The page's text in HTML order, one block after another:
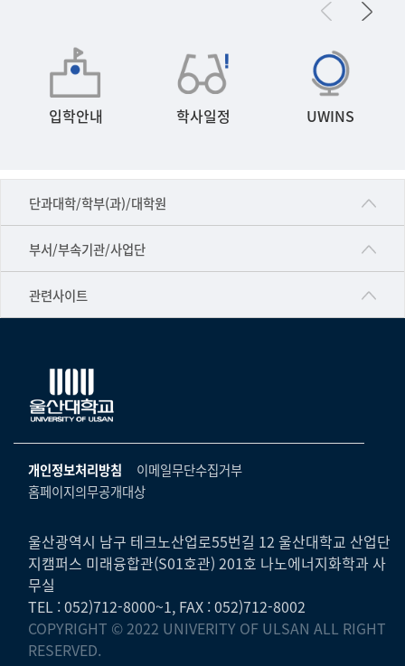
입학안내 학사일정 UWINS
단과대학/학부(과)/대학원
■인문대학
▷국어국문학부
▷일본어·일본학과
▷프랑스어·프랑스학과
▷스페인·중남미학과
▷철학·상담학과
■사회과학대학
▷사회과학부
ㆍ경제학전공
ㆍ행정학전공
ㆍ국제관계학전공
부서/부속기관/사업단
공동기기센터
공학교육혁신센터
국제교류처
기초과학연구소
물리BK 미래혁신응집물질물리인재교육연구단
미래기술혁신융합형인재양성센터
반구대암각화유적보존연구소
보육교사교육원
산학연협력선도대학육성사업(LINC3.0)사업단
관련사이트
건강가정지원센터
교수협의회
노동조합
생명윤리위원회
온라인 기술거래 플랫폼
울산대신문
울산대학교병원
캠퍼스안전관리
UCLASS
개인정보처리방침
이메일무단수집거부
홈페이지의무공개대상
울산광역시 남구 테크노산업로55번길 12 울산대학교 산업단
지캠퍼스 미래융합관(S01호관) 201호 나노에너지화학과 사
무실
TEL : 052)712-8000~1, FAX : 052)712-8002
COPYRIGHT © 2022 UNIVERITY OF ULSAN ALL RIGHT
RESERVED.